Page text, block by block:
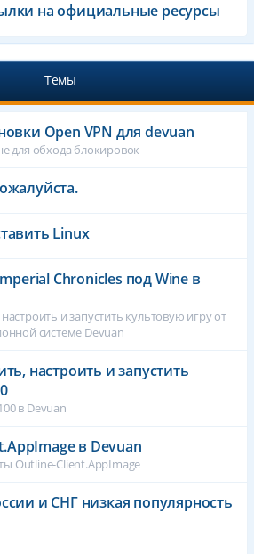
на официальные ресурсы
Темы
Open VPN для devuan
для обхода блокировок
Linux
Chronicles под Wine в
и запустить культовую игру от
системе Devuan
настроить и запустить
в Devuan
в Devuan
Outline-Client.AppImage
и СНГ низкая популярность